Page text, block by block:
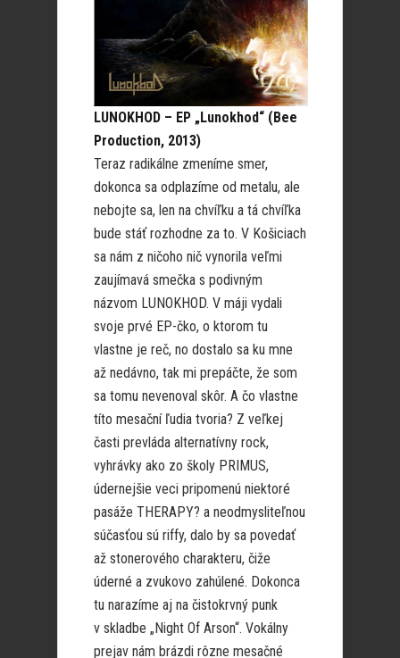
LUNOKHOD – EP „Lunokhod“ (Bee
Production, 2013)
Teraz radikálne zmeníme smer,
dokonca sa odplazíme od metalu, ale
nebojte sa, len na chvíľku a tá chvíľka
bude stáť rozhodne za to. V Košiciach
sa nám z ničoho nič vynorila veľmi
zaujímavá smečka s podivným
názvom LUNOKHOD. V máji vydali
svoje prvé EP-čko, o ktorom tu
vlastne je reč, no dostalo sa ku mne
až nedávno, tak mi prepáčte, že som
sa tomu nevenoval skôr. A čo vlastne
títo mesační ľudia tvoria? Z veľkej
časti prevláda alternatívny rock,
vyhrávky ako zo školy PRIMUS,
údernejšie veci pripomenú niektoré
pasáže THERAPY? a neodmysliteľnou
súčasťou sú riffy, dalo by sa povedať
až stonerového charakteru, čiže
úderné a zvukovo zahúlené. Dokonca
tu narazíme aj na čistokrvný punk
v skladbe „Night Of Arson“. Vokálny
prejav nám brázdi rôzne mesačné